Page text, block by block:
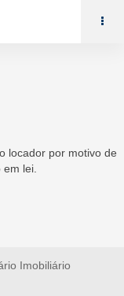
locador por motivo de
lei.
Imobiliário